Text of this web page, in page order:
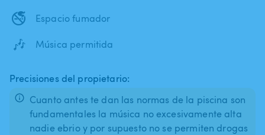
🚭
Espacio fumador
🎶 Música permitida
Precisiones del propietario:
Cuanto antes te dan las normas de la piscina son
fundamentales la música no excesivamente alta
nadie ebrio y por supuesto no se permiten drogas